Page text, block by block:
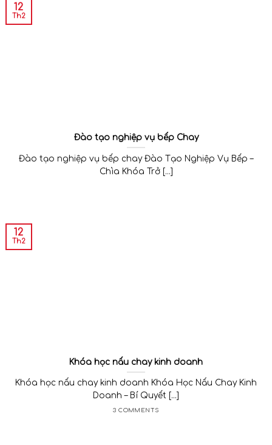
Đào tạo nghiệp vụ bếp Chay
Đào tạo nghiệp vụ bếp chay Đào Tạo Nghiệp Vụ Bếp –
Chìa Khóa Trở [...]
12
Th2
Khóa học nấu chay kinh doanh
Khóa học nấu chay kinh doanh Khóa Học Nấu Chay Kinh
Doanh – Bí Quyết [...]
3 COMMENTS
12
Th2